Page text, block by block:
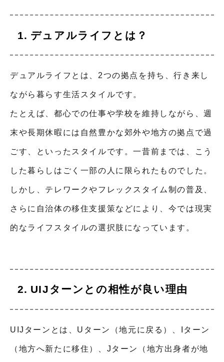
デュアルライフとは？
デュアルライフとは、2つの拠点を持ち、行き来し
ながら暮らす生活スタイルです。
たとえば、都心での仕事や学校を維持しながら、週
末や長期休暇には自然豊かな郊外や地方の拠点で過
ごす、といったスタイルです。一昔前までは、こう
した暮らしはごく一部の人に限られたものでした。
しかし、テレワークやフレックスタイム制の普及、
さらに自治体の移住支援策などにより、今では現実
的なライフスタイルの選択肢になっています。
UIJターンとの相性が良い理由
UIJターンとは、Uターン（地元に戻る）、Iターン
（地方へ新たに移住）、Jターン（地方出身者が地